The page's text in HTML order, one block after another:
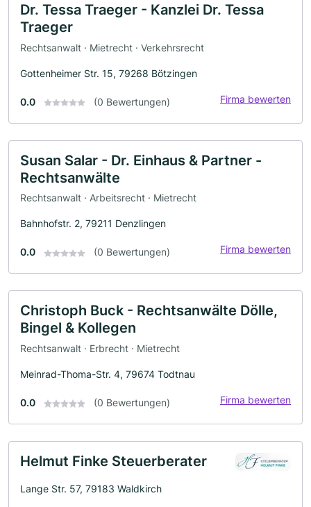
Dr. Tessa Traeger - Kanzlei Dr. Tessa
Traeger
Rechtsanwalt · Mietrecht · Verkehrsrecht
Gottenheimer Str. 15, 79268 Bötzingen
0.0 (0 Bewertungen) Firma bewerten
Susan Salar - Dr. Einhaus & Partner -
Rechtsanwälte
Rechtsanwalt · Arbeitsrecht · Mietrecht
Bahnhofstr. 2, 79211 Denzlingen
0.0 (0 Bewertungen) Firma bewerten
Christoph Buck - Rechtsanwälte Dölle,
Bingel & Kollegen
Rechtsanwalt · Erbrecht · Mietrecht
Meinrad-Thoma-Str. 4, 79674 Todtnau
0.0 (0 Bewertungen) Firma bewerten
Helmut Finke Steuerberater
Lange Str. 57, 79183 Waldkirch